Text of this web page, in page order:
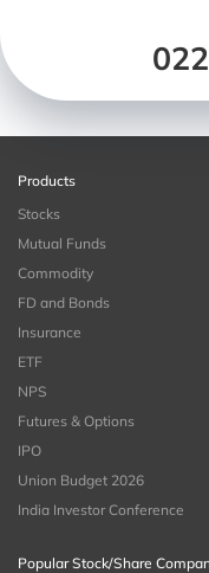
Products
Stocks
Mutual Funds
Commodity
FD and Bonds
Insurance
ETF
NPS
Futures & Options
IPO
Union Budget 2026
India Investor Conference
Popular Stock/Share